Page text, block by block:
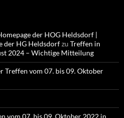
der HOG Heldsdorf |
der HG Heldsdorfzu Treffen in
2024 – Wichtige Mitteilung
Treffen vom 07. bis 09. Oktober